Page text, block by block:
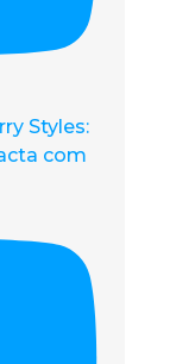
Styles:
com